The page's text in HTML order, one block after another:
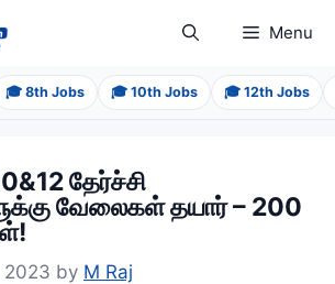
Menu
🎓 8th Jobs 🎓 10th Jobs 🎓 12th Jobs
தேர்ச்சி
வேலைகள் தயார் – 200
2023 by M Raj